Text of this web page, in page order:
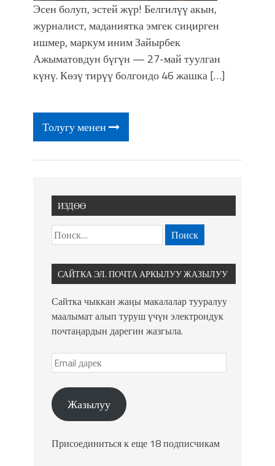
Эсен болуп, эстей жүр! Белгилүү акын,
журналист, маданиятка эмгек сиңирген
ишмер, маркум иним Зайырбек
Ажыматовдун бүгүн — 27-май туулган
күнү. Көзү тирүү болгондо 46 жашка […]
Толугу менен
ИЗДӨӨ
САЙТКА ЭЛ. ПОЧТА АРКЫЛУУ ЖАЗЫЛУУ
Сайтка чыккан жаңы макалалар тууралуу
маалымат алып туруш үчүн электрондук
почтаңардын дарегин жазгыла.
Жазылуу
Присоединиться к еще 18 подписчикам